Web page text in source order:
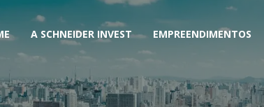
A SCHNEIDER INVEST EMPREENDIMENTOS